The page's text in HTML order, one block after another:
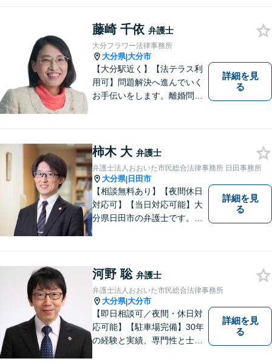
ービスを受けられるべく、社
会正義の実現のために最善を
尽くします。
藤崎 千依 弁護士
大分フラワー法律事務所
大分県|大分市
【大分駅近く】【法テラス利
用可】問題解決へ進んでいく
お手伝いをします。離婚問題
相談可】分かりやすい言葉
で、明確に判断をお示しし、
問題解決をサポートいたしま
す。
詳細を見
る
柿木 大 弁護士
弁護士法人おおいた市民総合法律事務所 日田事務所
大分県| 日田市
【相談無料あり】【夜間休日
対応可】【当日対応可能】大
分県日田市の弁護士です。離
詳細を見
る
河野 聡 弁護士
弁護士法人おおいた市民総合法律事務所
大分県|大分市
【即日相談可／夜間・休日対
応可能】【駐車場完備】30年
の経験と実績、専門性と士業
詳細を見
る